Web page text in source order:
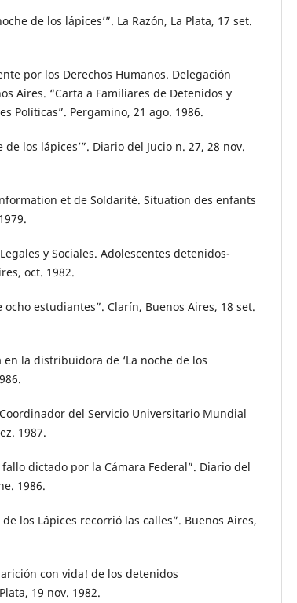
de los lápices’”. La Razón, La Plata, 17 set.
por los Derechos Humanos. Delegación
Aires. “Carta a Familiares de Detenidos y
Políticas”. Pergamino, 21 ago. 1986.
de los lápices’”. Diario del Jucio n. 27, 28 nov.
et de Soldarité. Situation des enfants
y Sociales. Adolescentes detenidos-
oct. 1982.
ocho estudiantes”. Clarín, Buenos Aires, 18 set.
en la distribuidora de ‘La noche de los
del Servicio Universitario Mundial
1987.
dictado por la Cámara Federal”. Diario del
1986.
los Lápices recorrió las calles”. Buenos Aires,
con vida! de los detenidos
19 nov. 1982.